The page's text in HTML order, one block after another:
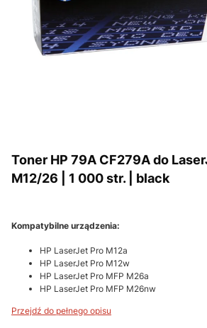
Toner HP 79A CF279A do
M12/26 | 1 000 str. | black
Kompatybilne urządzenia:
HP LaserJet Pro M12a
HP LaserJet Pro M12w
HP LaserJet Pro MFP M26a
HP LaserJet Pro MFP M26nw
Przejdź do pełnego opisu